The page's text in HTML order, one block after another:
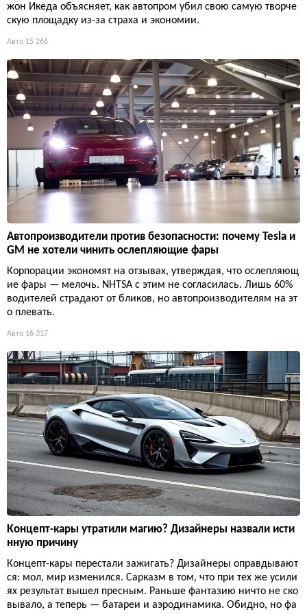
жон Икеда объясняет, как автопром убил свою самую творче
скую площадку из-за страха и экономии.
Авто 15 266
Автопроизводители против безопасности: почему Tesla и
GM не хотели чинить ослепляющие фары
Корпорации экономят на отзывах, утверждая, что ослепляющ
ие фары — мелочь. NHTSA с этим не согласилась. Лишь 60%
водителей страдают от бликов, но автопроизводителям на эт
о плевать.
Авто 16 317
Концепт-кары утратили магию? Дизайнеры назвали исти
нную причину
Концепт-кары перестали зажигать? Дизайнеры оправдывают
ся: мол, мир изменился. Сарказм в том, что при тех же усили
ях результат вышел пресным. Раньше фантазию ничто не ско
вывало, а теперь — батареи и аэродинамика. Обидно, но фа